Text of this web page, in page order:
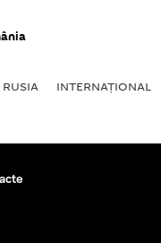
RUSIA INTERNAŢIONAL